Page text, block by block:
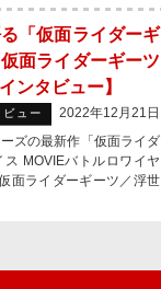
「仮面ライダーギ
面ライダーギーツ
ンタビュー】
ビュー
2022年12月21日
ズの最新作「仮面ライダ
MOVIEバトルロワイヤ
面ライダーギーツ／浮世